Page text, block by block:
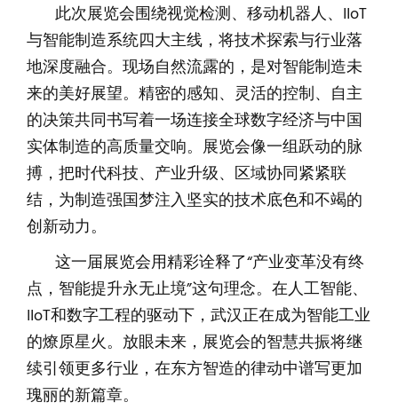
此次展览会围绕视觉检测、移动机器人、IIoT
与智能制造系统四大主线，将技术探索与行业落
地深度融合。现场自然流露的，是对智能制造未
来的美好展望。精密的感知、灵活的控制、自主
的决策共同书写着一场连接全球数字经济与中国
实体制造的高质量交响。展览会像一组跃动的脉
搏，把时代科技、产业升级、区域协同紧紧联
结，为制造强国梦注入坚实的技术底色和不竭的
创新动力。
这一届展览会用精彩诠释了“产业变革没有终
点，智能提升永无止境”这句理念。在人工智能、
IIoT和数字工程的驱动下，武汉正在成为智能工业
的燎原星火。放眼未来，展览会的智慧共振将继
续引领更多行业，在东方智造的律动中谱写更加
瑰丽的新篇章。